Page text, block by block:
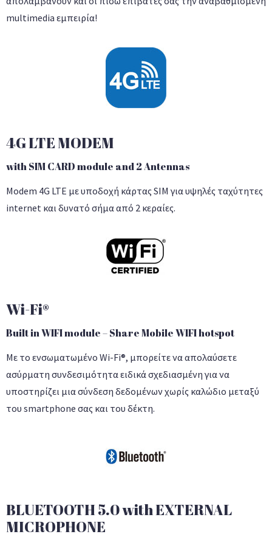
multimedia εμπειρία!
4G LTE MODEM
with SIM CARD module and 2 Antennas
Modem 4G LTE με υποδοχή κάρτας SIM για υψηλές ταχύτητες
internet και δυνατό σήμα από 2 κεραίες.
Wi-Fi®
Built in WIFI module – Share Mobile WIFI hotspot
Με το ενσωματωμένο Wi-Fi®, μπορείτε να απολαύσετε
ασύρματη συνδεσιμότητα ειδικά σχεδιασμένη για να
υποστηρίζει μια σύνδεση δεδομένων χωρίς καλώδιο μεταξύ
του smartphone σας και του δέκτη.
BLUETOOTH 5.0 with EXTERNAL
MICROPHONE